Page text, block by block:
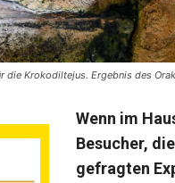
die Krokodiltejus. Ergebnis des
Wenn im
Besucher,
gefragten